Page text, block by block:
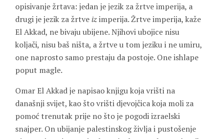
opisivanje žrtava: jedan je jezik za žrtve imperija, a
drugi je jezik za žrtve izimperija. Žrtve imperija, kaže
El Akkad, ne bivaju ubijene. Njihovi ubojice nisu
koljači, nisu baš ništa, a žrtve u tom jeziku i ne umiru,
one naprosto samo prestaju da postoje. One ishlape
poput magle.
Omar El Akkad je napisao knjigu koja vrišti na
današnji svijet, kao što vrišti djevojčica koja moli za
pomoć trenutak prije no što je pogodi izraelski
snajper. On ubijanje palestinskog življa i pustošenje